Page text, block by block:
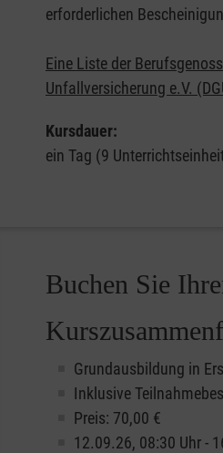
erforderlichen
Eine Liste der
Unfallversicherung e.V.
Kursdauer:
ein Tag (9
Buchen Sie
Grundausbildung in
Inklusive
Preis: 70,00 €
12.09.26, 08:30 Uhr -